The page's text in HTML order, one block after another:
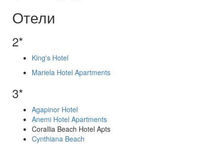
Отели
2*
King's Hotel
Mariela Hotel Apartments
3*
Agapinor Hotel
Anemi Hotel Apartments
Corallia Beach Hotel Apts
Cynthiana Beach